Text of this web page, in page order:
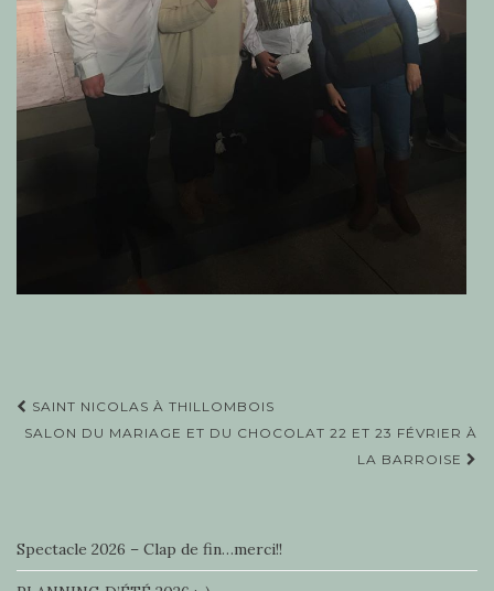
Navigation
d'article
SAINT NICOLAS À THILLOMBOIS
SALON DU MARIAGE ET DU CHOCOLAT 22 ET 23 FÉVRIER À
LA BARROISE
Spectacle 2026 – Clap de fin…merci!!